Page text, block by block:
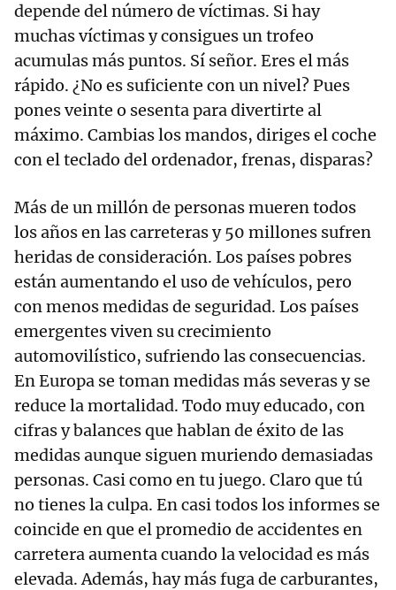
depende del número de víctimas. Si hay
muchas víctimas y consigues un trofeo
acumulas más puntos. Sí señor. Eres el más
rápido. ¿No es suficiente con un nivel? Pues
pones veinte o sesenta para divertirte al
máximo. Cambias los mandos, diriges el coche
con el teclado del ordenador, frenas, disparas?
Más de un millón de personas mueren todos
los años en las carreteras y 50 millones sufren
heridas de consideración. Los países pobres
están aumentando el uso de vehículos, pero
con menos medidas de seguridad. Los países
emergentes viven su crecimiento
automovilístico, sufriendo las consecuencias.
En Europa se toman medidas más severas y se
reduce la mortalidad. Todo muy educado, con
cifras y balances que hablan de éxito de las
medidas aunque siguen muriendo demasiadas
personas. Casi como en tu juego. Claro que tú
no tienes la culpa. En casi todos los informes se
coincide en que el promedio de accidentes en
carretera aumenta cuando la velocidad es más
elevada. Además, hay más fuga de carburantes,